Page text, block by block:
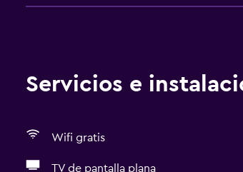
Servicios e
Wifi gratis
TV de pantalla plana